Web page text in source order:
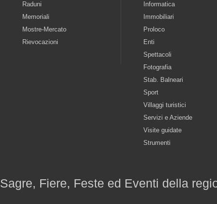
Raduni
Memoriali
Mostre-Mercato
Rievocazioni
Informatica
Immobiliari
Proloco
Enti
Spettacoli
Fotografia
Stab. Balneari
Sport
Villaggi turistici
Servizi e Aziende
Visite guidate
Strumenti
Sagre, Fiere, Feste ed Eventi della